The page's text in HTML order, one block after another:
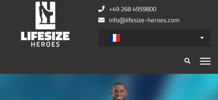
+49 268 4959800
info@lifesize-heroes.com